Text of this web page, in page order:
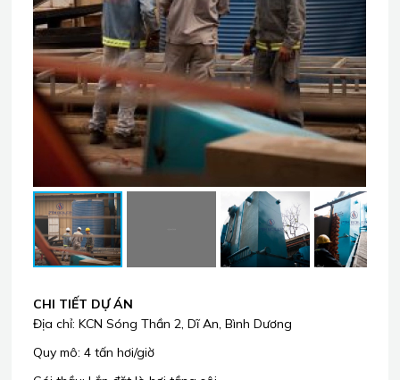
CHI TIẾT DỰ ÁN
Địa chỉ: KCN Sóng Thần 2, Dĩ An, Bình Dương
Quy mô: 4 tấn hơi/giờ